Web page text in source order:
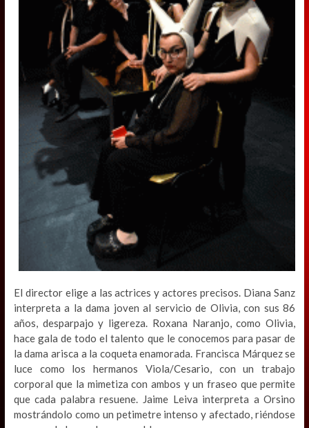
El director elige a las actrices y actores precisos. Diana Sanz
interpreta a la dama joven al servicio de Olivia, con sus 86
años, desparpajo y ligereza. Roxana Naranjo, como Olivia,
hace gala de todo el talento que le conocemos para pasar de
la dama arisca a la coqueta enamorada. Francisca Márquez se
luce como los hermanos Viola/Cesario, con un trabajo
corporal que la mimetiza con ambos y un fraseo que permite
que cada palabra resuene. Jaime Leiva interpreta a Orsino
mostrándolo como un petimetre intenso y afectado, riéndose